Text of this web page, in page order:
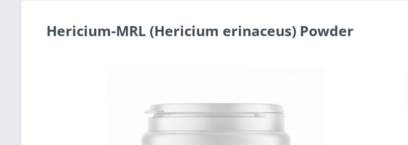
Hericium-MRL (Hericium erinaceus) Powder